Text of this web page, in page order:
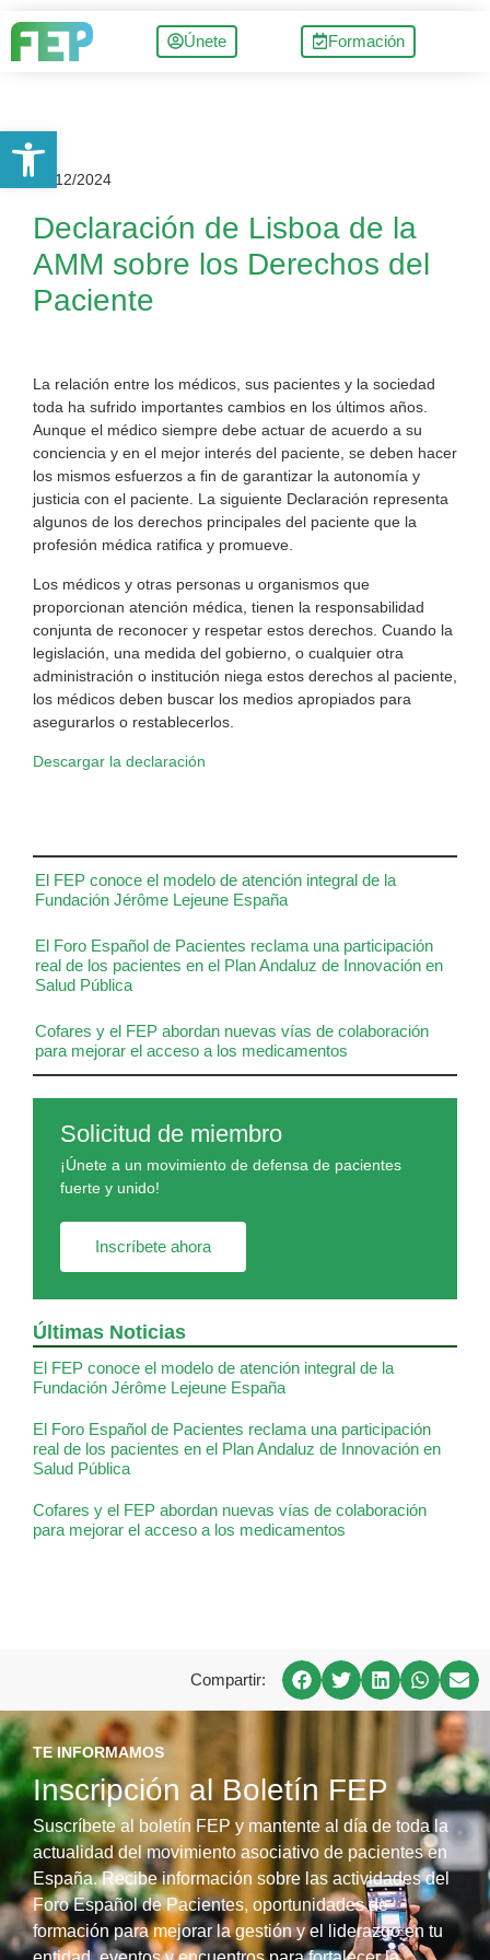
Únete Formación
El FEP conoce el modelo de atención integral de la
Fundación Jérôme Lejeune España
El Foro Español de Pacientes reclama una participación
real de los pacientes en el Plan Andaluz de Innovación en
Salud Pública
Cofares y el FEP abordan nuevas vías de colaboración
para mejorar el acceso a los medicamentos
Solicitud de miembro
¡Únete a un movimiento de defensa de pacientes
fuerte y unido!
Inscríbete ahora
Últimas Noticias
El FEP conoce el modelo de atención integral de la
Fundación Jérôme Lejeune España
El Foro Español de Pacientes reclama una participación
real de los pacientes en el Plan Andaluz de Innovación en
Salud Pública
Cofares y el FEP abordan nuevas vías de colaboración
para mejorar el acceso a los medicamentos
13/12/2024
Declaración de Lisboa de la
AMM sobre los Derechos del
Paciente
La relación entre los médicos, sus pacientes y la sociedad
toda ha sufrido importantes cambios en los últimos años.
Aunque el médico siempre debe actuar de acuerdo a su
conciencia y en el mejor interés del paciente, se deben hacer
los mismos esfuerzos a fin de garantizar la autonomía y
justicia con el paciente. La siguiente Declaración representa
algunos de los derechos principales del paciente que la
profesión médica ratifica y promueve.
Los médicos y otras personas u organismos que
proporcionan atención médica, tienen la responsabilidad
conjunta de reconocer y respetar estos derechos. Cuando la
legislación, una medida del gobierno, o cualquier otra
administración o institución niega estos derechos al paciente,
los médicos deben buscar los medios apropiados para
asegurarlos o restablecerlos.
Descargar la declaración
Compartir:
TE INFORMAMOS
Inscripción al Boletín FEP
Suscríbete al boletín FEP y mantente al día de toda la
actualidad del movimiento asociativo de pacientes en
España. Recibe información sobre las actividades del
Foro Español de Pacientes, oportunidades de
formación para mejorar la gestión y el liderazgo en tu
Abrir barra de herramientas